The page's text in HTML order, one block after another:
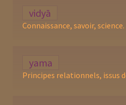
vidyā
Connaissance, savoir, science.
yama
Principes relationnels, issus